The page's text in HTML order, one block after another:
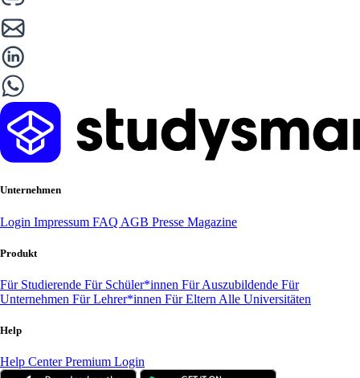
Unternehmen
Login Impressum FAQ AGB Presse Magazine
Produkt
Für Studierende Für Schüler*innen Für Auszubildende Für
Unternehmen Für Lehrer*innen Für Eltern Alle Universitäten
Help
Help CenterPremium Login